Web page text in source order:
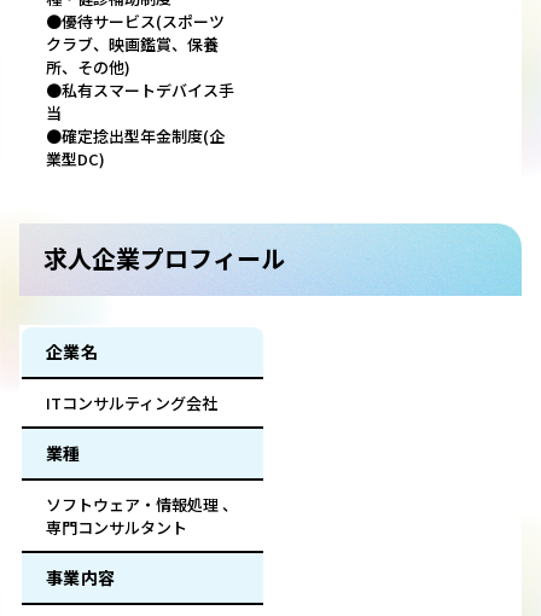
●優待サービス(スポーツ
クラブ、映画鑑賞、保養
所、その他)
●私有スマートデバイス手
当
●確定捻出型年金制度(企
業型DC)
求人企業プロフィール
企業名
ITコンサルティング会社
業種
ソフトウェア・情報処理 、
専門コンサルタント
事業内容